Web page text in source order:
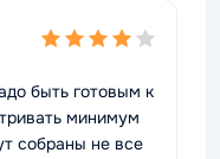
быть готовым к
минимум
собраны не все